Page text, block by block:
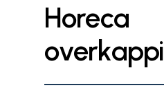
Horeca
overkappi